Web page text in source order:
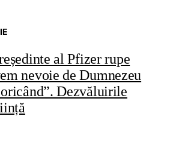
al Pfizer rupe
nevoie de Dumnezeu
Dezvăluirile